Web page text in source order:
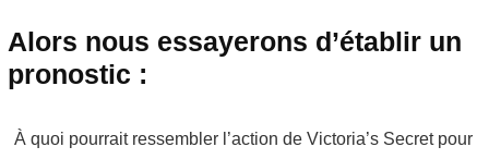
Alors nous essayerons d’établir un
pronostic :
À quoi pourrait ressembler l’action de Victoria’s Secret pour